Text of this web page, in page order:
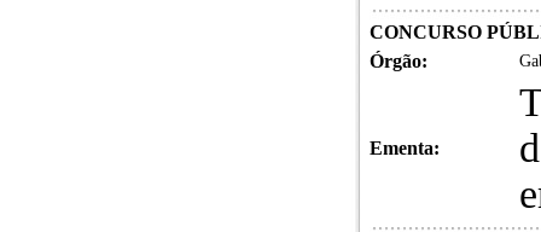
CONCURSO
Órgão:
Ementa: